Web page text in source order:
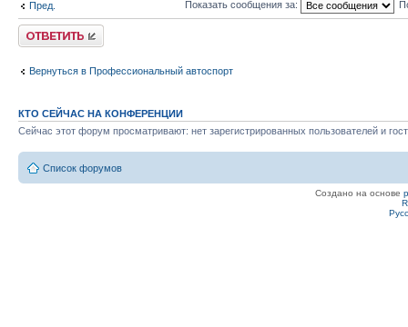
Пред. Показать сообщения за:
Ответить
Вернуться в Профессиональный автоспорт
КТО СЕЙЧАС НА КОНФЕРЕНЦИИ
Сейчас этот форум просматривают: нет зарегистрированных пользователей и
Список форумов
Создано на основе